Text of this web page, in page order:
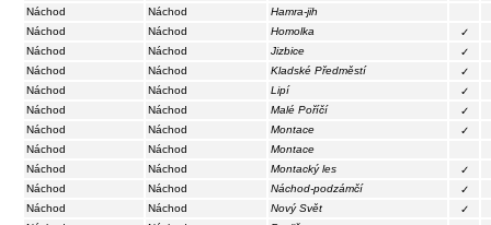
Náchod
Náchod
Hamra-jih
Náchod
Náchod Homolka
✓
Náchod
Náchod Jizbice
✓
Náchod
Náchod Kladské Předměstí
✓
Náchod
Náchod Lipí
✓
Náchod
Náchod Malé Poříčí
✓
Náchod
Náchod Montace
✓
Náchod
Náchod
Montace
Náchod
Náchod Montacký les
✓
Náchod
Náchod Náchod-podzámčí
✓
Náchod
Náchod Nový Svět
✓